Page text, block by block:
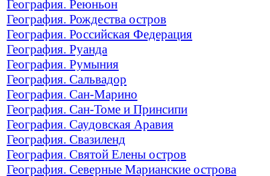
География. Реюньон
География. Рождества остров
География. Российская Федерация
География. Руанда
География. Румыния
География. Сальвадор
География. Сан-Марино
География. Сан-Томе и Принсипи
География. Саудовская Аравия
География. Свазиленд
География. Святой Елены остров
География. Северные Марианские острова